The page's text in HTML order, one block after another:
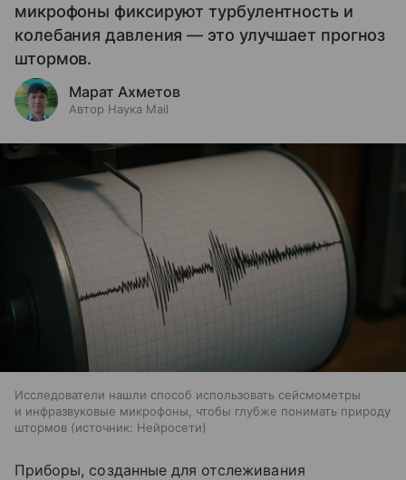
микрофоны фиксируют турбулентность и
колебания давления — это улучшает прогноз
штормов.
Марат Ахметов
Автор Наука Mail
Исследователи нашли способ использовать сейсмометры
и инфразвуковые микрофоны, чтобы глубже понимать природу
штормов
источник: Нейросети
Приборы, созданные для отслеживания